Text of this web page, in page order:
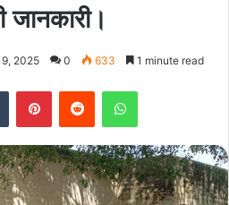
जानकारी।
2025 0 633 1 minute read
Tumblr PinterestReddit WhatsApp